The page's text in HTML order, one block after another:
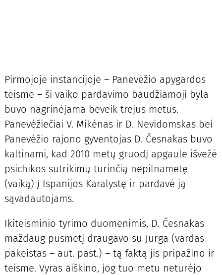
Pirmojoje instancijoje – Panevėžio apygardos
teisme – ši vaiko pardavimo baudžiamoji byla
buvo nagrinėjama beveik trejus metus.
Panevėžiečiai V. Mikėnas ir D. Nevidomskas bei
Panevėžio rajono gyventojas D. Česnakas buvo
kaltinami, kad 2010 metų gruodį apgaule išvežė
psichikos sutrikimų turinčią nepilnametę
(vaiką) į Ispanijos Karalystę ir pardavė ją
sąvadautojams.
Ikiteisminio tyrimo duomenimis, D. Česnakas
maždaug pusmetį draugavo su Jurga (vardas
pakeistas – aut. past.) – tą faktą jis pripažino ir
teisme. Vyras aiškino, jog tuo metu neturėjo